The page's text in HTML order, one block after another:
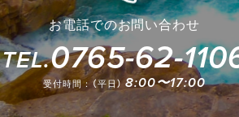
お電話でのお問い合わせ
TEL.0765-62-
受付時間：（平日） 8:00〜17:00